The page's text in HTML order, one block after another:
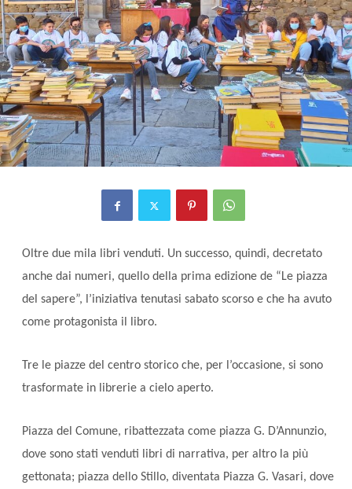
Oltre due mila libri venduti. Un successo, quindi, decretato
anche dai numeri, quello della prima edizione de “Le piazza
del sapere”,
l’iniziativa tenutasi sabato scorso e che ha avuto
come protagonista il libro.
Tre le piazze del centro storico che, per l’occasione, si sono
trasformate in librerie a cielo aperto.
Piazza del Comune, ribattezzata come piazza G. D’Annunzio,
dove sono stati venduti libri di narrativa, per altro la più
gettonata; piazza dello Stillo, diventata Piazza G. Vasari, dove